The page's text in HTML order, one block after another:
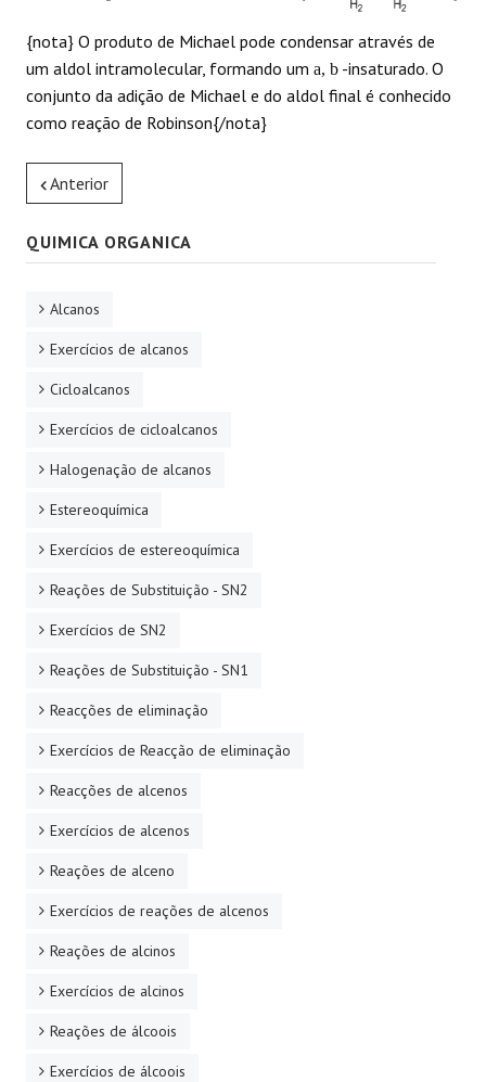
{nota} O produto de Michael pode condensar através de
um aldol intramolecular, formando um a, b -insaturado. O
conjunto da adição de Michael e do aldol final é conhecido
como reação de Robinson{/nota}
Anterior
QUIMICA ORGANICA
Alcanos
Exercícios de alcanos
Cicloalcanos
Exercícios de cicloalcanos
Halogenação de alcanos
Estereoquímica
Exercícios de estereoquímica
Reações de Substituição - SN2
Exercícios de SN2
Reações de Substituição - SN1
Reacções de eliminação
Exercícios de Reacção de eliminação
Reacções de alcenos
Exercícios de alcenos
Reações de alceno
Exercícios de reações de alcenos
Reações de alcinos
Exercícios de alcinos
Reações de álcoois
Exercícios de álcoois